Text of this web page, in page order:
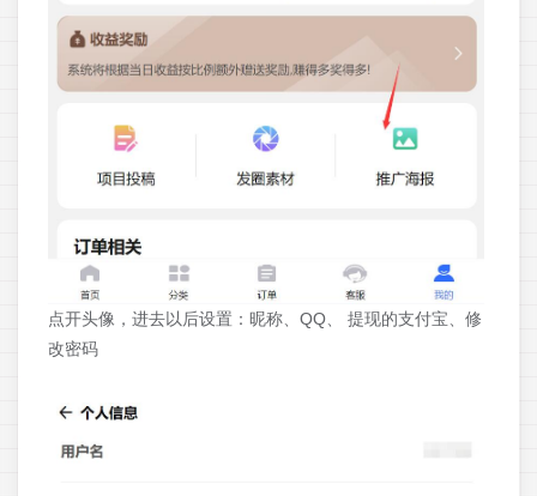
点开头像，进去以后设置：昵称、QQ、 提现的支付宝、修
改密码